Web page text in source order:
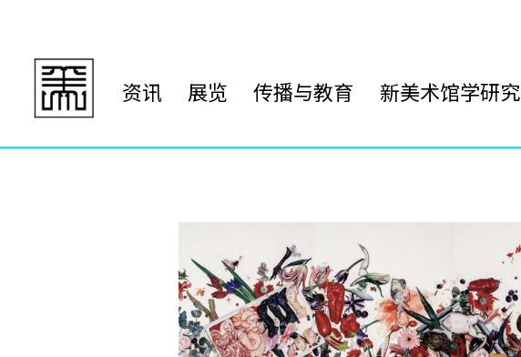
资讯 展览 传播与教育 新美术馆学研究